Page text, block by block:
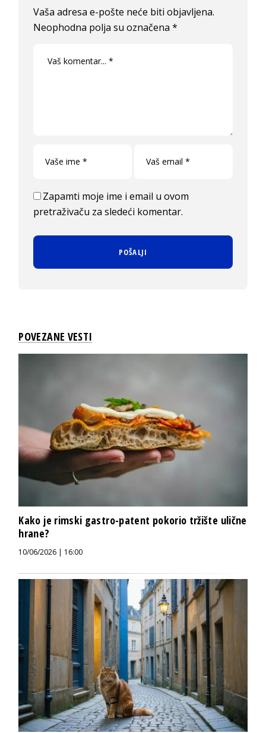
Vaša adresa e-pošte neće biti objavljena.
Neophodna polja su označena*
Zapamti moje ime i email u ovom
pretraživaču za sledeći komentar.
POVEZANE VESTI
Kako je rimski gastro-patent pokorio tržište ulične
hrane?
10/06/2026 | 16:00